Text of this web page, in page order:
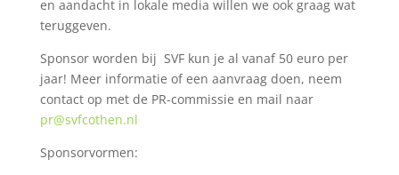
en aandacht in lokale media willen we ook graag wat
teruggeven.
Sponsor worden bij SVF kun je al vanaf 50 euro per
jaar! Meer informatie of een aanvraag doen, neem
contact op met de PR-commissie en mail naar
pr@svfcothen.nl
Sponsorvormen: